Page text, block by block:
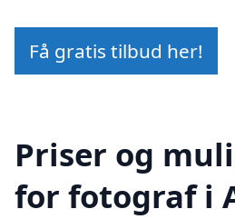
Få gratis tilbud her!
Priser og
for fotograf i